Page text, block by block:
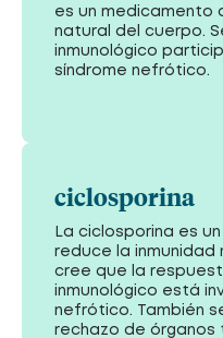
es un medicamento
natural del cuerpo.
inmunológico
síndrome nefrótico.
ciclosporina
La ciclosporina es
reduce la inmunidad
cree que la
inmunológico está
nefrótico. También
rechazo de órganos